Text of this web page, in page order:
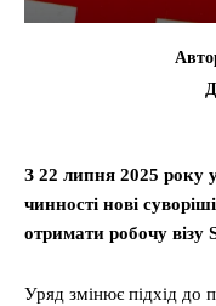
З 22 липня 2025 року
чинності нові
отримати робочу візу
Уряд змінює підхід до